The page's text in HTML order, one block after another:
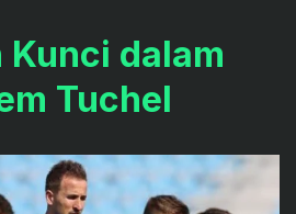
Kunci dalam
Tuchel